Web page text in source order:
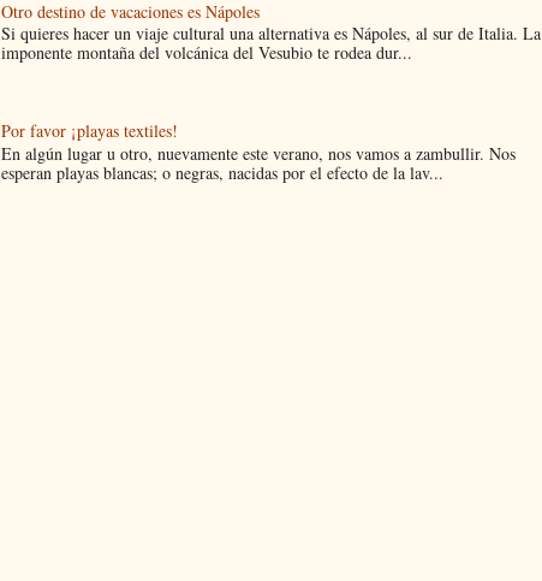
Otro destino de vacaciones es Nápoles
Si quieres hacer un viaje cultural una alternativa es Nápoles, al sur de Italia. La
imponente montaña del volcánica del Vesubio te rodea dur...
Por favor ¡playas textiles!
En algún lugar u otro, nuevamente este verano, nos vamos a zambullir. Nos
esperan playas blancas; o negras, nacidas por el efecto de la lav...